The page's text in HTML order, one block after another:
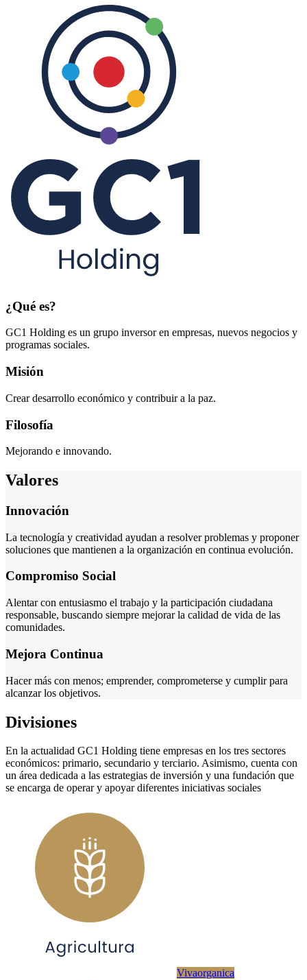
¿Qué es?
GC1 Holding es un grupo inversor en empresas, nuevos negocios y
programas sociales.
Misión
Crear desarrollo económico y contribuir a la paz.
Filosofía
Mejorando e innovando.
Valores
Innovación
La tecnología y creatividad ayudan a resolver problemas y proponer
soluciones que mantienen a la organización en continua evolución.
Compromiso Social
Alentar con entusiasmo el trabajo y la participación ciudadana
responsable, buscando siempre mejorar la calidad de vida de las
comunidades.
Mejora Continua
Hacer más con menos; emprender, comprometerse y cumplir para
alcanzar los objetivos.
Divisiones
En la actualidad GC1 Holding tiene empresas en los tres sectores
económicos: primario, secundario y terciario. Asimismo, cuenta con
un área dedicada a las estrategias de inversión y una fundación que
se encarga de operar y apoyar diferentes iniciativas sociales
Vivaorganica